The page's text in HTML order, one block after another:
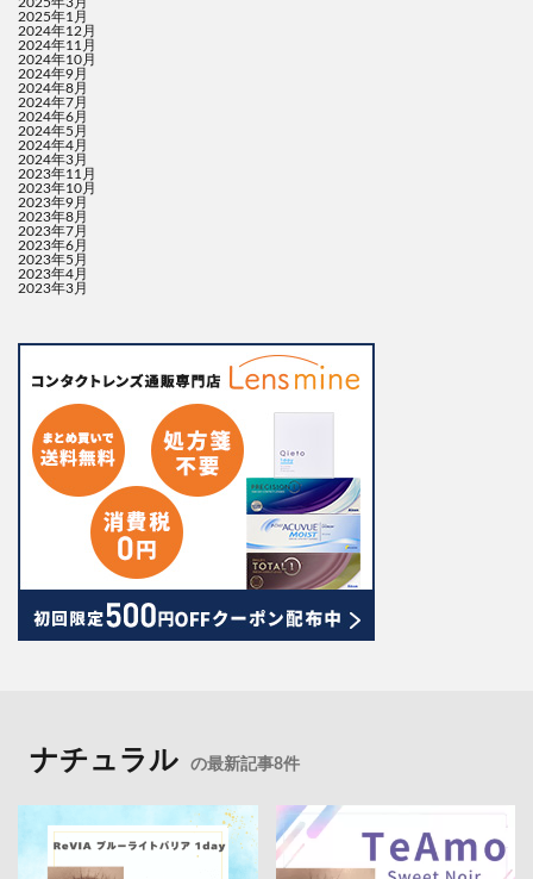
2025年1月
2024年12月
2024年11月
2024年10月
2024年9月
2024年8月
2024年7月
2024年6月
2024年5月
2024年4月
2024年3月
2023年11月
2023年10月
2023年9月
2023年8月
2023年7月
2023年6月
2023年5月
2023年4月
2023年3月
ナチュラル の最新記事8件